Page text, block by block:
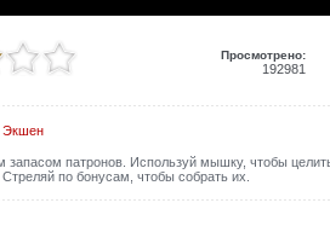
Просмотрено:
192981
Экшен
патронов. Используй мышку, чтобы
по бонусам, чтобы собрать их.